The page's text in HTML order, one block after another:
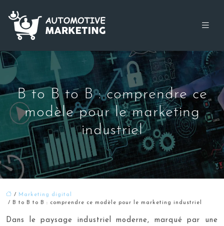
B to B to B : comprendre ce
modèle pour le marketing
industriel
/
Marketing digital
/ B to B to B : comprendre ce modèle pour le marketing industriel
Dans le paysage industriel moderne, marqué par une